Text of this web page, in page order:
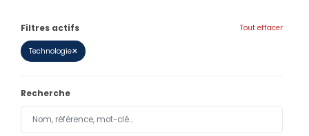
Calendriers
BUREAUTIQUE
Tête de lettre
Filtres actifs Tout effacer
Technologie✕
Recherche